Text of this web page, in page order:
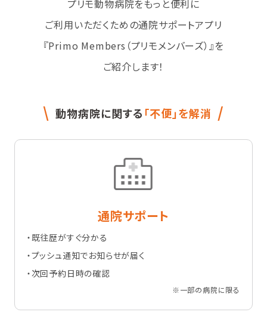
プリモ動物病院をもっと便利に
ご利用いただくための通院サポートアプリ
『Primo Members（プリモメンバーズ）』を
ご紹介します！
動物病院に関する「不便」を解消
通院サポート
・既往歴がすぐ分かる
・プッシュ通知でお知らせが届く
・次回予約日時の確認
※一部の病院に限る